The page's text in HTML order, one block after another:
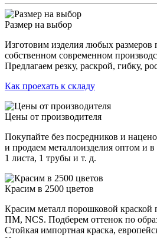
Размер на выбор
Изготовим изделия любых размеров
собственном современном
Предлагаем резку, раскрой, гибку,
Как проехать к складу
Цены от производителя
Покупайте без посредников и
и продаем металлоизделия оптом и
1 листа, 1 трубы и т. д.
Красим в 2500 цветов
Красим металл порошковой краской
ПМ, NCS. Подберем оттенок по
Стойкая импортная краска,